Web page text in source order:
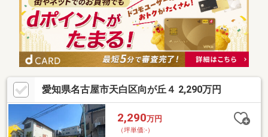
愛知県名古屋市天白区向が丘４ 2,290万円
2,290万円
（坪単価:-）